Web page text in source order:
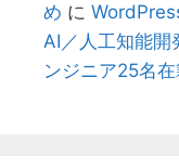
め に
AI／人工知能開
ンジニア25名